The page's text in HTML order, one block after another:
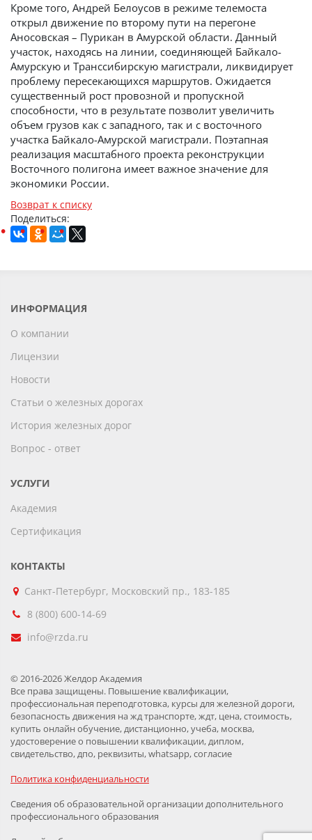
Кроме того, Андрей Белоусов в режиме телемоста
открыл движение по второму пути на перегоне
Аносовская – Пурикан в Амурской области. Данный
участок, находясь на линии, соединяющей Байкало-
Амурскую и Транссибирскую магистрали, ликвидирует
проблему пересекающихся маршрутов. Ожидается
существенный рост провозной и пропускной
способности, что в результате позволит увеличить
объем грузов как с западного, так и с восточного
участка Байкало-Амурской магистрали. Поэтапная
реализация масштабного проекта реконструкции
Восточного полигона имеет важное значение для
экономики России.
Возврат к списку
Поделиться:
ИНФОРМАЦИЯ
О компании
Лицензии
Новости
Статьи о железных дорогах
История железных дорог
Вопрос - ответ
УСЛУГИ
Академия
Сертификация
КОНТАКТЫ
Санкт-Петербург, Московский пр., 183-185
8 (800) 600-14-69
info@rzda.ru
© 2016-2026 Желдор Академия
Все права защищены. Повышение квалификации,
профессиональная переподготовка, курсы для железной дороги,
безопасность движения на жд транспорте, ждт, цена, стоимость,
купить онлайн обучение, дистанционно, учеба, москва,
удостоверение о повышении квалификации, диплом,
свидетельство, дпо, реквизиты, whatsapp, согласие
Политика конфиденциальности
Сведения об образовательной организации дополнительного
профессионального образования